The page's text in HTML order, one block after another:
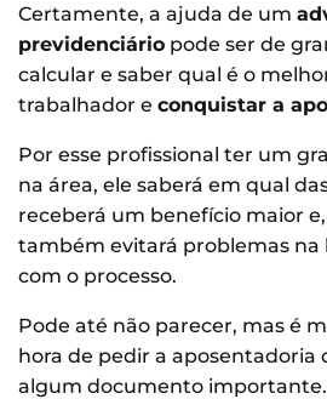
Certamente, a ajuda de um
previdenciário pode ser de
calcular e saber qual é o
trabalhador e conquistar a
Por esse profissional ter um
na área, ele saberá em qual
receberá um benefício maior
também evitará problemas na
com o processo.
Pode até não parecer, mas é
hora de pedir a aposentadoria
algum documento importante.